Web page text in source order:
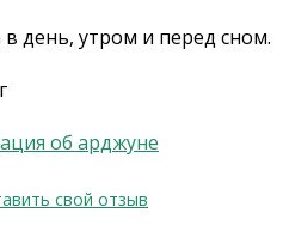
день, утром и перед сном.
об арджуне
свой отзыв